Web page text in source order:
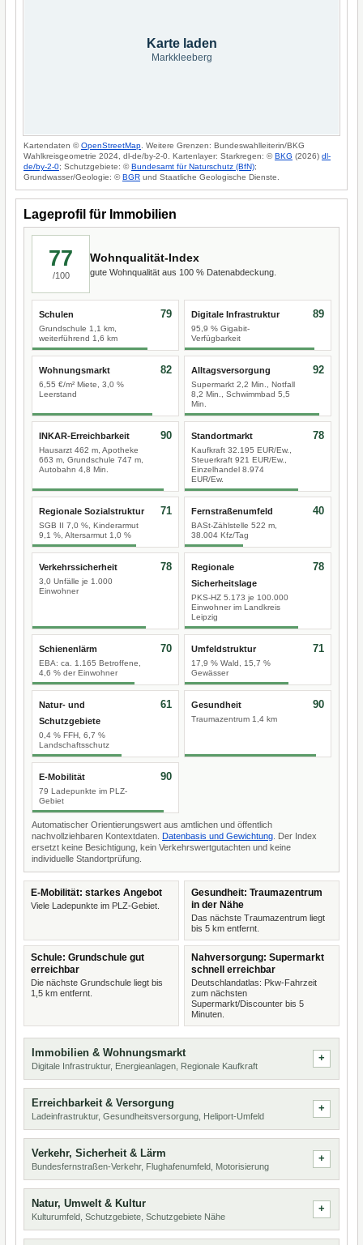
Karte laden
Markkleeberg
Kartendaten ©OpenStreetMap . Weitere Grenzen: Bundeswahlleiterin/BKG
Wahlkreisgeometrie 2024, dl-de/by-2-0. Kartenlayer: Starkregen: ©BKG (2026) dl-
de/by-2-0; Schutzgebiete: ©Bundesamt für Naturschutz (BfN);
Grundwasser/Geologie: ©BGR und Staatliche Geologische Dienste.
Lageprofil für Immobilien
77
/100
Wohnqualität-Index
gute Wohnqualität aus 100 % Datenabdeckung.
Schulen
Grundschule 1,1 km,
weiterführend 1,6 km
79 Digitale Infrastruktur
95,9 % Gigabit-
Verfügbarkeit
89
Wohnungsmarkt
6,55 €/m² Miete, 3,0 %
Leerstand
82 Alltagsversorgung
Supermarkt 2,2 Min., Notfall
8,2 Min., Schwimmbad 5,5
Min.
92
INKAR-Erreichbarkeit
Hausarzt 462 m, Apotheke
663 m, Grundschule 747 m,
Autobahn 4,8 Min.
90 Standortmarkt
Kaufkraft 32.195 EUR/Ew.,
Steuerkraft 921 EUR/Ew.,
Einzelhandel 8.974
EUR/Ew.
78
Regionale Sozialstruktur
SGB II 7,0 %, Kinderarmut
9,1 %, Altersarmut 1,0 %
71 Fernstraßenumfeld
BASt-Zählstelle 522 m,
38.004 Kfz/Tag
40
Verkehrssicherheit
3,0 Unfälle je 1.000
Einwohner
78
Regionale
Sicherheitslage
PKS-HZ 5.173 je 100.000
Einwohner im Landkreis
Leipzig
78
Schienenlärm
EBA: ca. 1.165 Betroffene,
4,6 % der Einwohner
70 Umfeldstruktur
17,9 % Wald, 15,7 %
Gewässer
71
Natur- und
Schutzgebiete
0,4 % FFH, 6,7 %
Landschaftsschutz
61 Gesundheit
Traumazentrum 1,4 km
90
E-Mobilität
79 Ladepunkte im PLZ-
Gebiet
90
Automatischer Orientierungswert aus amtlichen und öffentlich
nachvollziehbaren Kontextdaten. Datenbasis und Gewichtung . Der Index
ersetzt keine Besichtigung, kein Verkehrswertgutachten und keine
individuelle Standortprüfung.
E-Mobilität: starkes Angebot
Viele Ladepunkte im PLZ-Gebiet.
Gesundheit: Traumazentrum
in der Nähe
Das nächste Traumazentrum liegt
bis 5 km entfernt.
Schule: Grundschule gut
erreichbar
Die nächste Grundschule liegt bis
1,5 km entfernt.
Nahversorgung: Supermarkt
schnell erreichbar
Deutschlandatlas: Pkw-Fahrzeit
zum nächsten
Supermarkt/Discounter bis 5
Minuten.
Immobilien & Wohnungsmarkt
Digitale Infrastruktur, Energieanlagen, Regionale Kaufkraft
Erreichbarkeit & Versorgung
Ladeinfrastruktur, Gesundheitsversorgung, Heliport-Umfeld
Verkehr, Sicherheit & Lärm
Bundesfernstraßen-Verkehr, Flughafenumfeld, Motorisierung
Natur, Umwelt & Kultur
Kulturumfeld, Schutzgebiete, Schutzgebiete Nähe